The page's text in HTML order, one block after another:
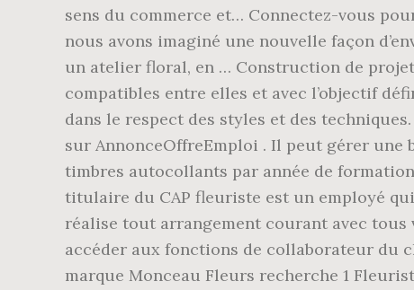
sens du commerce et… Connectez-vous
nous avons imaginé une nouvelle façon
un atelier floral, en … Construction de
compatibles entre elles et avec l’objectif
dans le respect des styles et des
sur AnnonceOffreEmploi . Il peut gérer
timbres autocollants par année de
titulaire du CAP fleuriste est un employé
réalise tout arrangement courant avec
accéder aux fonctions de collaborateur du
marque Monceau Fleurs recherche 1